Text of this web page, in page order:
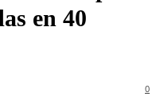
en 40
0